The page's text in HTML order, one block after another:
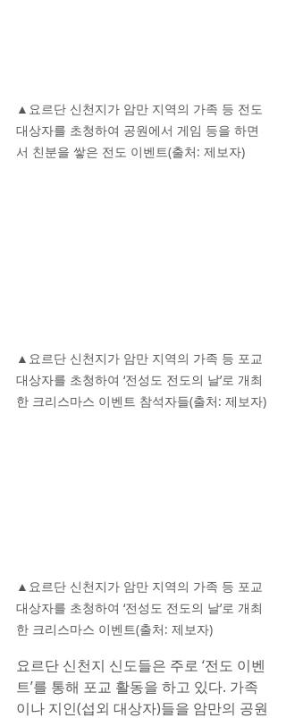
▲요르단 신천지가 암만 지역의 가족 등 전도
대상자를 초청하여 공원에서 게임 등을 하면
서 친분을 쌓은 전도 이벤트(출처: 제보자)
▲요르단 신천지가 암만 지역의 가족 등 포교
대상자를 초청하여 ‘전성도 전도의 날’로 개최
한 크리스마스 이벤트 참석자들(출처: 제보자)
▲요르단 신천지가 암만 지역의 가족 등 포교
대상자를 초청하여 ‘전성도 전도의 날’로 개최
한 크리스마스 이벤트(출처: 제보자)
요르단 신천지 신도들은 주로 ‘전도 이벤
트’를 통해 포교 활동을 하고 있다. 가족
이나 지인(섭외 대상자)들을 암만의 공원